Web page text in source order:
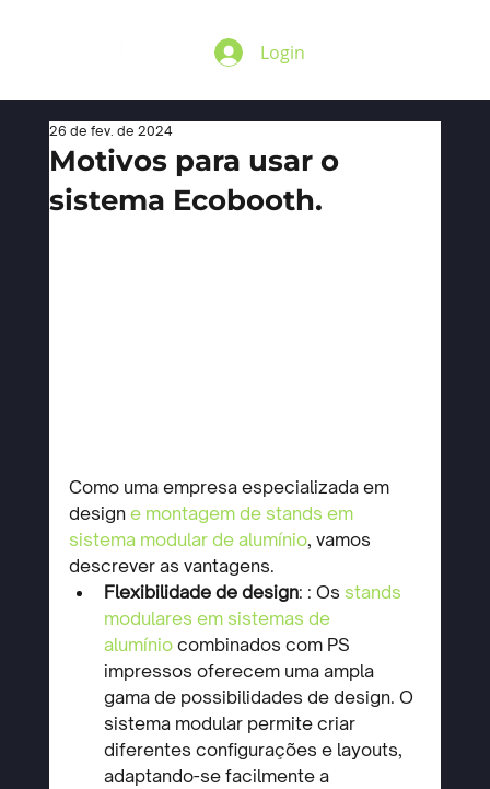
Login
Motivos para usar o
sistema Ecobooth.
26 de fev. de 2024
Como uma empresa especializada em
design e montagem de stands em
sistema modular de alumínio, vamos
descrever as vantagens.
Flexibilidade de design: : Os stands
modulares em sistemas de
alumínio combinados com PS
impressos oferecem uma ampla
gama de possibilidades de design. O
sistema modular permite criar
diferentes configurações e layouts,
adaptando-se facilmente a